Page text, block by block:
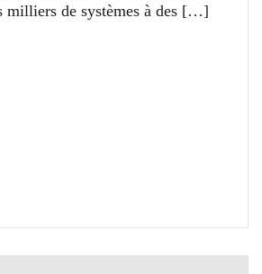
milliers de systèmes à des